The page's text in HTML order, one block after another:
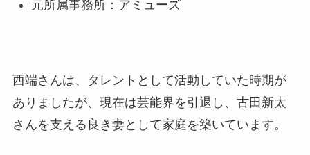
元所属事務所：アミューズ
西端さんは、タレントとして活動していた時期が
ありましたが、現在は芸能界を引退し、古田新太
さんを支える良き妻として家庭を築いています。